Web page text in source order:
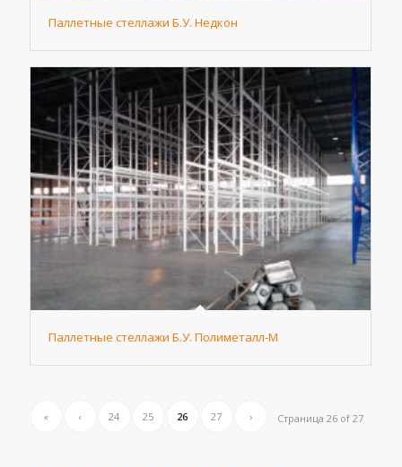
Паллетные стеллажи Б.У. Недкон
Паллетные стеллажи Б.У. Полиметалл-М
Страница 26 of 27
« ‹ 24 25 26 27 ›